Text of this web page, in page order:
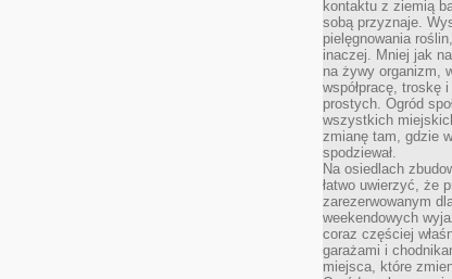
kontaktu z ziemią
sobą przyznaje.
pielęgnowania
inaczej. Mniej jak
na żywy organizm,
współpracę, troskę
prostych. Ogród
wszystkich
zmianę tam, gdzie
spodziewał.
Na osiedlach
łatwo uwierzyć, że
zarezerwowanym
weekendowych
coraz częściej
garażami i
miejsca, które